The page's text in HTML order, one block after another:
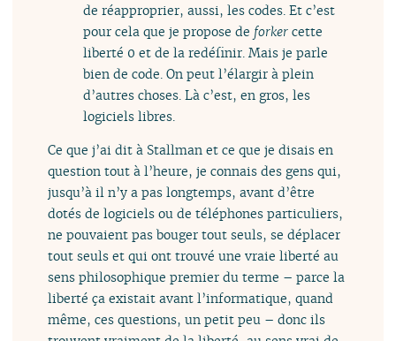
de réapproprier, aussi, les codes. Et c’est
pour cela que je propose de forker cette
liberté 0 et de la redéfinir. Mais je parle
bien de code. On peut l’élargir à plein
d’autres choses. Là c’est, en gros, les
logiciels libres.
Ce que j’ai dit à Stallman et ce que je disais en
question tout à l’heure, je connais des gens qui,
jusqu’à il n’y a pas longtemps, avant d’être
dotés de logiciels ou de téléphones particuliers,
ne pouvaient pas bouger tout seuls, se déplacer
tout seuls et qui ont trouvé une vraie liberté au
sens philosophique premier du terme – parce la
liberté ça existait avant l’informatique, quand
même, ces questions, un petit peu – donc ils